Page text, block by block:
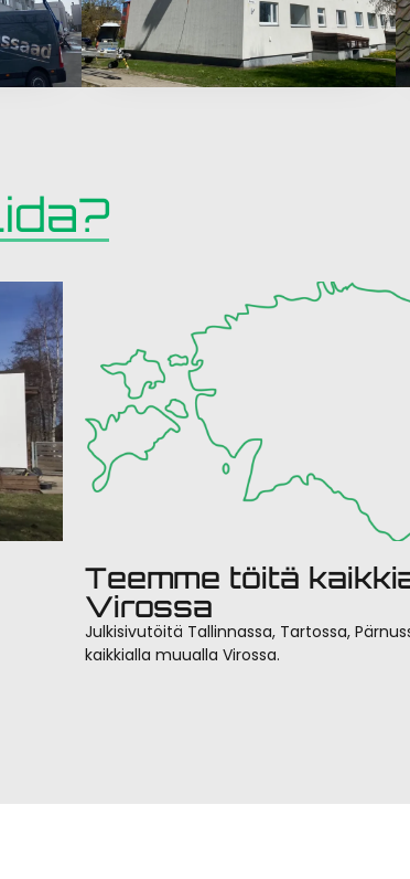
Teemme töitä
Virossa
Julkisivutöitä Tallinnassa, Tartossa,
kaikkialla muualla Virossa.